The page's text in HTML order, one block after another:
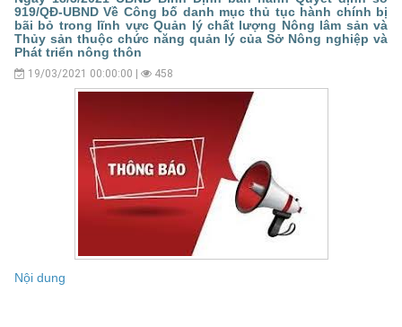
919/QĐ-UBND Về Công bố danh mục thủ tục hành chính bị
bãi bỏ trong lĩnh vực Quản lý chất lượng Nông lâm sản và
Thủy sản thuộc chức năng quản lý của Sở Nông nghiệp và
Phát triển nông thôn
19/03/2021 00:00:00 | 458
Nội dung